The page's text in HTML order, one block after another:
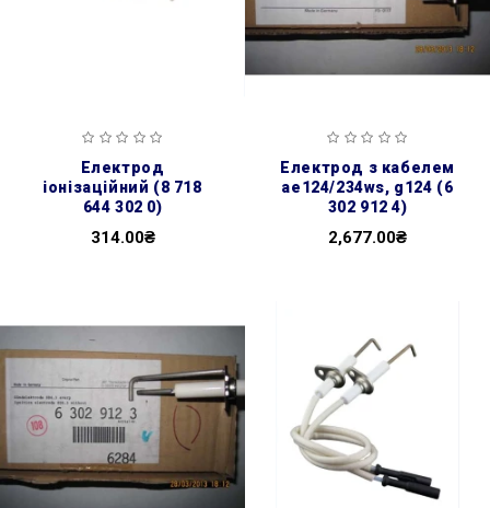
електрод
іонізаційний (8 718
644 302 0)
314.00₴
електрод з кабелем
ae124/234ws, g124 (6
302 912 4)
2,677.00₴